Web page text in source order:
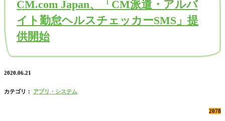
CM.com Japan、「CM派遣・アルバ
イト勤怠ヘルスチェッカーSMS」提
供開始
2020.06.21
カテゴリ： アプリ・システム
2078